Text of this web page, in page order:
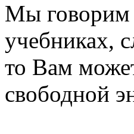
Мы говорим
учебниках,
то Вам
свободной